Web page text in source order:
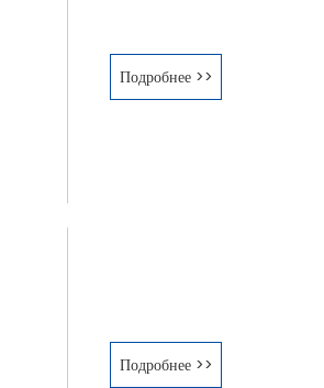
Подробнее >>
Подробнее >>